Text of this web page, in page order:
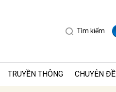
Tìm kiếm
TRUYỀN THÔNG CHUYÊN ĐỀ